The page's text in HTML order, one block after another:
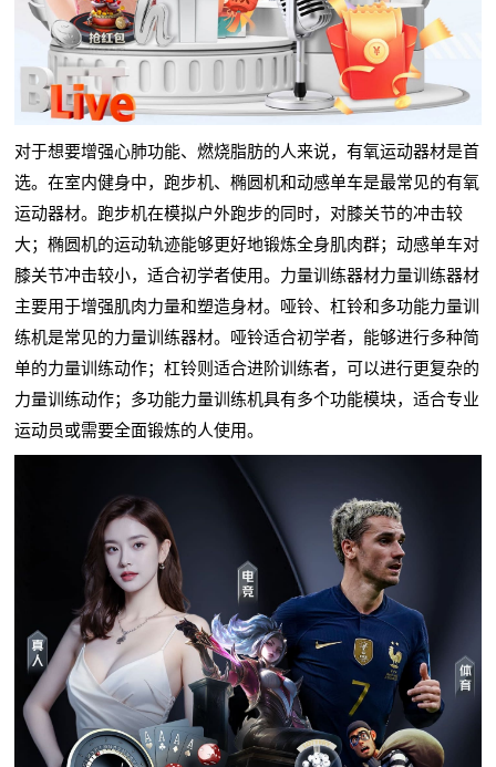
对于想要增强心肺功能、燃烧脂肪的人来说，有氧运动器材是首
选。在室内健身中，跑步机、椭圆机和动感单车是最常见的有氧
运动器材。跑步机在模拟户外跑步的同时，对膝关节的冲击较
大；椭圆机的运动轨迹能够更好地锻炼全身肌肉群；动感单车对
膝关节冲击较小，适合初学者使用。力量训练器材力量训练器材
主要用于增强肌肉力量和塑造身材。哑铃、杠铃和多功能力量训
练机是常见的力量训练器材。哑铃适合初学者，能够进行多种简
单的力量训练动作；杠铃则适合进阶训练者，可以进行更复杂的
力量训练动作；多功能力量训练机具有多个功能模块，适合专业
运动员或需要全面锻炼的人使用。